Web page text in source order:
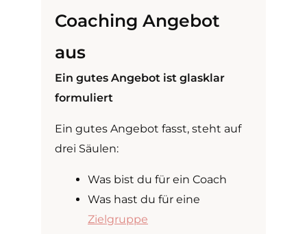
Coaching Angebot
aus
Ein gutes Angebot ist glasklar
formuliert
Ein gutes Angebot fasst, steht auf
drei Säulen:
Was bist du für ein Coach
Was hast du für eine
Zielgruppe